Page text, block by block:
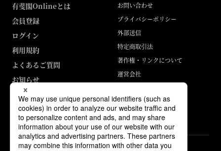
有斐閣Onlineとは
会員登録
ログイン
利用規約
よくあるご質問
お知らせ
お問い合わせ
プライバシーポリシー
外部送信
特定商取引法
著作権・リンクについて
運営会社